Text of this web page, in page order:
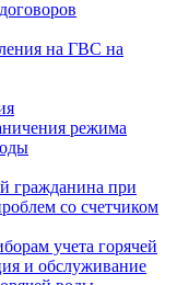
на ГВС на
режима
гражданина при
со счетчиком
учета горячей
и обслуживание